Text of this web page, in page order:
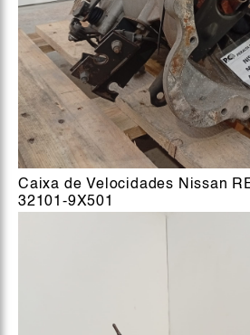
Caixa de Velocidades Nissan
32101-9X501